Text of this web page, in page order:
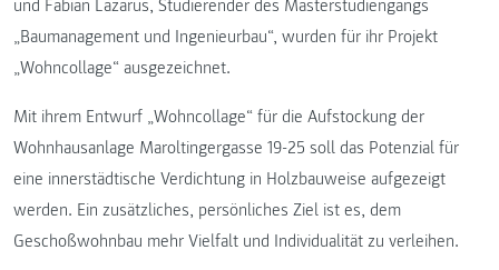
und Fabian Lazarus, Studierender des Masterstudiengangs
„Baumanagement und Ingenieurbau“, wurden für ihr Projekt
„Wohncollage“ ausgezeichnet.
Mit ihrem Entwurf „Wohncollage“ für die Aufstockung der
Wohnhausanlage Maroltingergasse 19-25 soll das Potenzial für
eine innerstädtische Verdichtung in Holzbauweise aufgezeigt
werden. Ein zusätzliches, persönliches Ziel ist es, dem
Geschoßwohnbau mehr Vielfalt und Individualität zu verleihen.